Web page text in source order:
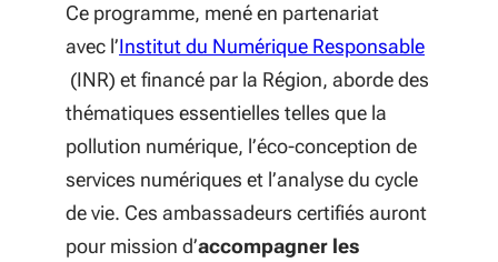
Ce programme, mené en partenariat
avec l’Institut du Numérique Responsable
(S'ouvre dans une nouvelle fenêtre)
(INR) et financé par la Région, aborde des
thématiques essentielles telles que la
pollution numérique, l’éco-conception de
services numériques et l’analyse du cycle
de vie. Ces ambassadeurs certifiés auront
pour mission d’accompagner les